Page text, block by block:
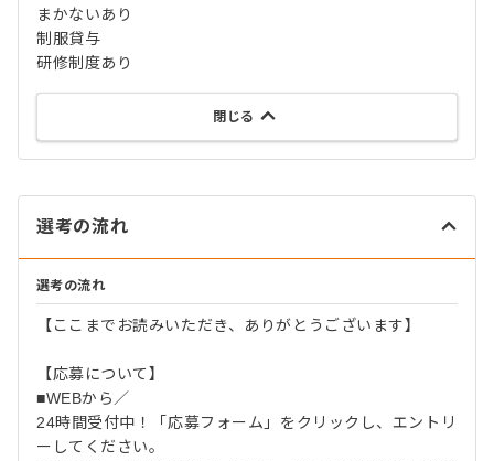
まかないあり
制服貸与
研修制度あり
閉じる
選考の流れ
選考の流れ
【ここまでお読みいただき、ありがとうございます】
【応募について】
■WEBから／
24時間受付中！「応募フォーム」をクリックし、エントリ
ーしてください。